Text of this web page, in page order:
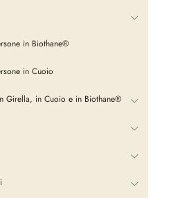
in Biothane®
in Cuoio
Girella, in Cuoio e in Biothane®